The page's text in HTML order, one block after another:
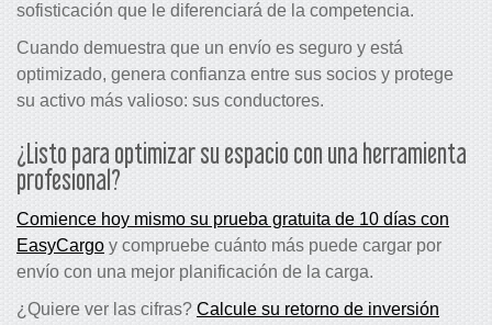
sofisticación que le diferenciará de la competencia.
Cuando demuestra que un envío es seguro y está
optimizado, genera confianza entre sus socios y protege
su activo más valioso: sus conductores.
¿Listo para optimizar su espacio con una herramienta
profesional?
Comience hoy mismo su prueba gratuita de 10 días con
EasyCargo y compruebe cuánto más puede cargar por
envío con una mejor planificación de la carga.
¿Quiere ver las cifras? Calcule su retorno de inversión